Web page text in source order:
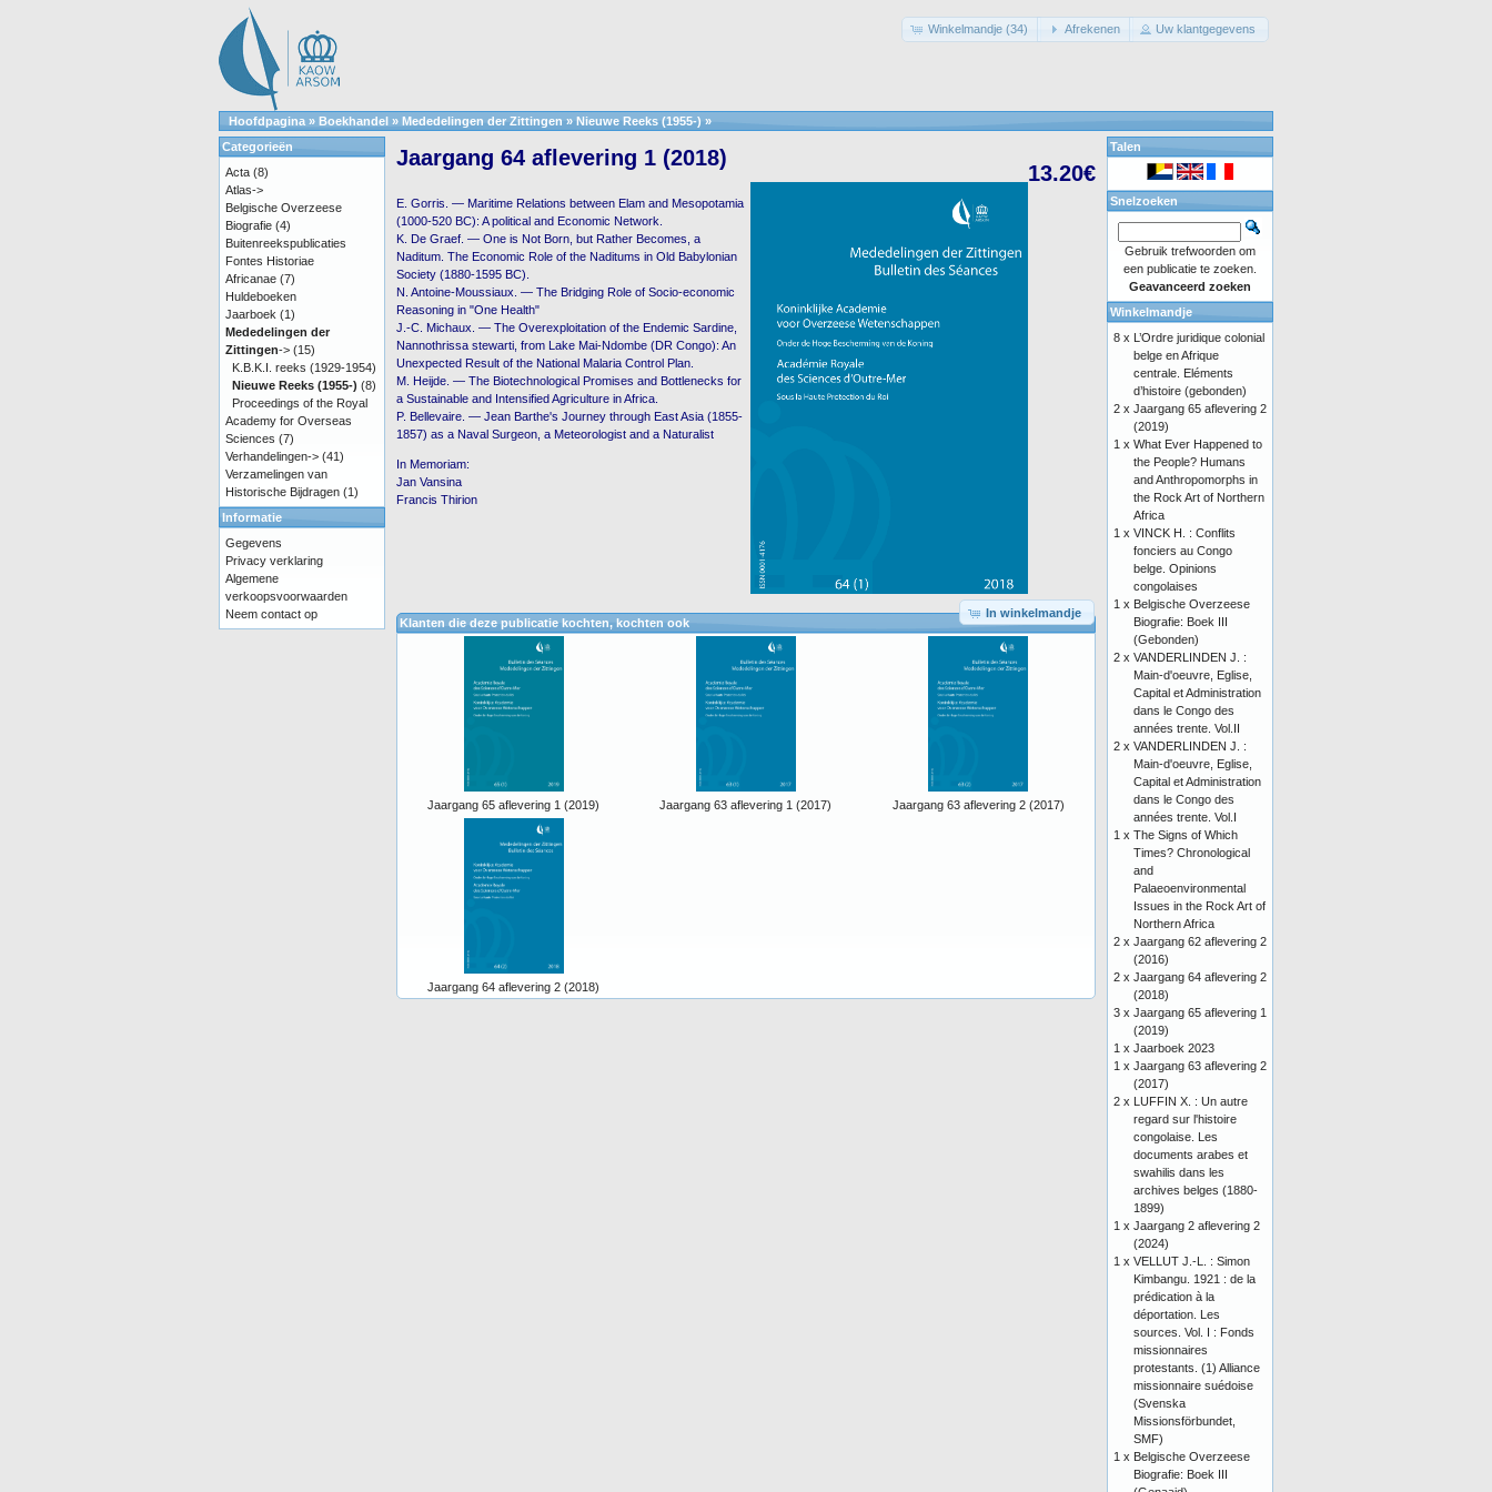
Winkelmandje (34) Afrekenen Uw klantgegevens
Hoofdpagina » Boekhandel » Mededelingen der Zittingen » Nieuwe Reeks (1955-) »
13.20€
Jaargang 64 aflevering 1 (2018)
E. Gorris. — Maritime Relations between Elam and Mesopotamia
(1000-520 BC): A political and Economic Network.
K. De Graef. — One is Not Born, but Rather Becomes, a
Naditum. The Economic Role of the Naditums in Old Babylonian
Society (1880-1595 BC).
N. Antoine-Moussiaux. — The Bridging Role of Socio-economic
Reasoning in "One Health"
J.-C. Michaux. — The Overexploitation of the Endemic Sardine,
Nannothrissa stewarti, from Lake Mai-Ndombe (DR Congo): An
Unexpected Result of the National Malaria Control Plan.
M. Heijde. — The Biotechnological Promises and Bottlenecks for
a Sustainable and Intensified Agriculture in Africa.
P. Bellevaire. — Jean Barthe's Journey through East Asia (1855-
1857) as a Naval Surgeon, a Meteorologist and a Naturalist
In Memoriam:
Jan Vansina
Francis Thirion
In winkelmandje
Klanten die deze publicatie kochten, kochten ook
Jaargang 65 aflevering 1 (2019) Jaargang 63 aflevering 1 (2017) Jaargang 63 aflevering 2 (2017)
Jaargang 64 aflevering 2 (2018)
Categorieën
Acta (8)
Atlas->
Belgische Overzeese
Biografie (4)
Buitenreekspublicaties
Fontes Historiae
Africanae (7)
Huldeboeken
Jaarboek (1)
Mededelingen der
Zittingen-> (15)
K.B.K.I. reeks (1929-1954)
Nieuwe Reeks (1955-) (8)
Proceedings of the Royal
Academy for Overseas
Sciences (7)
Verhandelingen-> (41)
Verzamelingen van
Historische Bijdragen (1)
Informatie
Gegevens
Privacy verklaring
Algemene
verkoopsvoorwaarden
Neem contact op
Talen
Snelzoeken
Gebruik trefwoorden om
een publicatie te zoeken.
Geavanceerd zoeken
Winkelmandje
8 x L’Ordre juridique colonial
belge en Afrique
centrale. Eléments
d’histoire (gebonden)
2 x Jaargang 65 aflevering 2
(2019)
1 x What Ever Happened to
the People? Humans
and Anthropomorphs in
the Rock Art of Northern
Africa
1 x VINCK H. : Conflits
fonciers au Congo
belge. Opinions
congolaises
1 x Belgische Overzeese
Biografie: Boek III
(Gebonden)
2 x VANDERLINDEN J. :
Main-d'oeuvre, Eglise,
Capital et Administration
dans le Congo des
années trente. Vol.II
2 x VANDERLINDEN J. :
Main-d'oeuvre, Eglise,
Capital et Administration
dans le Congo des
années trente. Vol.I
1 x The Signs of Which
Times? Chronological
and
Palaeoenvironmental
Issues in the Rock Art of
Northern Africa
2 x Jaargang 62 aflevering 2
(2016)
2 x Jaargang 64 aflevering 2
(2018)
3 x Jaargang 65 aflevering 1
(2019)
1 x Jaarboek 2023
1 x Jaargang 63 aflevering 2
(2017)
2 x LUFFIN X. : Un autre
regard sur l'histoire
congolaise. Les
documents arabes et
swahilis dans les
archives belges (1880-
1899)
1 x Jaargang 2 aflevering 2
(2024)
1 x VELLUT J.-L. : Simon
Kimbangu. 1921 : de la
prédication à la
déportation. Les
sources. Vol. I : Fonds
missionnaires
protestants. (1) Alliance
missionnaire suédoise
(Svenska
Missionsförbundet,
SMF)
1 x Belgische Overzeese
Biografie: Boek III